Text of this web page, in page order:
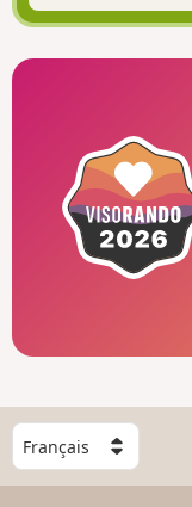
C
h
o